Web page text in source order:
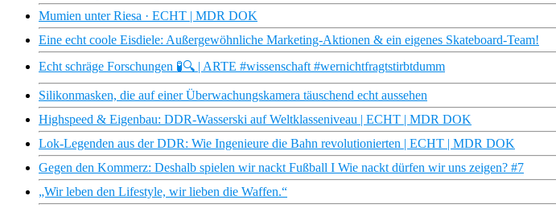
Mumien unter Riesa · ECHT | MDR DOK
Eine echt coole Eisdiele: Außergewöhnliche Marketing-Aktionen & ein eigenes Skateboard-Team!
Echt schräge Forschungen 🧪🔍 | ARTE #wissenschaft #wernichtfragtstirbtdumm
Silikonmasken, die auf einer Überwachungskamera täuschend echt aussehen
Highspeed & Eigenbau: DDR-Wasserski auf Weltklasseniveau | ECHT | MDR DOK
Lok-Legenden aus der DDR: Wie Ingenieure die Bahn revolutionierten | ECHT | MDR DOK
Gegen den Kommerz: Deshalb spielen wir nackt Fußball I Wie nackt dürfen wir uns zeigen? #7
„Wir leben den Lifestyle, wir lieben die Waffen.“